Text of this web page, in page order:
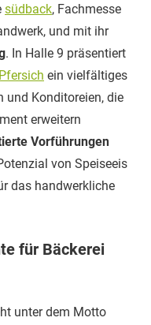
südback, Fachmesse
und mit ihr
. In Halle 9 präsentiert
ein vielfältiges
und Konditoreien, die
erweitern
Vorführungen
von Speiseeis
das handwerkliche
für Bäckerei
unter dem Motto